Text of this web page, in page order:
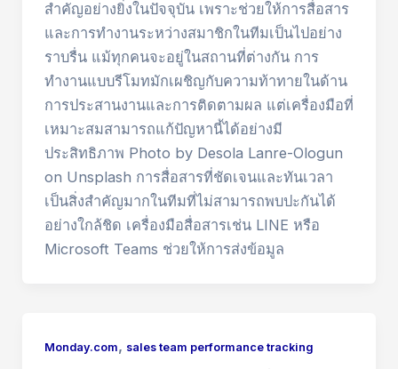
สำคัญอย่างยิ่งในปัจจุบัน เพราะช่วยให้การสื่อสาร
และการทำงานระหว่างสมาชิกในทีมเป็นไปอย่าง
ราบรื่น แม้ทุกคนจะอยู่ในสถานที่ต่างกัน การ
ทำงานแบบรีโมทมักเผชิญกับความท้าทายในด้าน
การประสานงานและการติดตามผล แต่เครื่องมือที่
เหมาะสมสามารถแก้ปัญหานี้ได้อย่างมี
ประสิทธิภาพ Photo by Desola Lanre-Ologun
on Unsplash การสื่อสารที่ชัดเจนและทันเวลา
เป็นสิ่งสำคัญมากในทีมที่ไม่สามารถพบปะกันได้
อย่างใกล้ชิด เครื่องมือสื่อสารเช่น LINE หรือ
Microsoft Teams ช่วยให้การส่งข้อมูล
Monday.com, sales team performance tracking